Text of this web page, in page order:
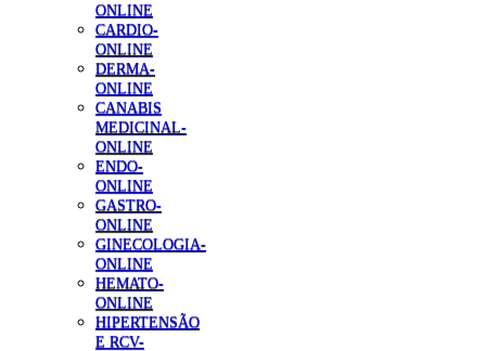
ONLINE
CARDIO-
ONLINE
DERMA-
ONLINE
CANABIS
MEDICINAL-
ONLINE
ENDO-
ONLINE
GASTRO-
ONLINE
GINECOLOGIA-
ONLINE
HEMATO-
ONLINE
HIPERTENSÃO
E RCV-